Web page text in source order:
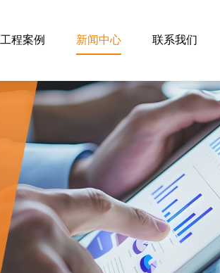
工程案例 新闻中心 联系我们